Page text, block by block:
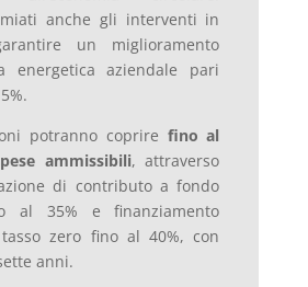
anche gli interventi in
un miglioramento
energetica aziendale pari
potranno coprire fino al
ammissibili, attraverso
di contributo a fondo
al 35% e finanziamento
zero fino al 40%, con
anni.